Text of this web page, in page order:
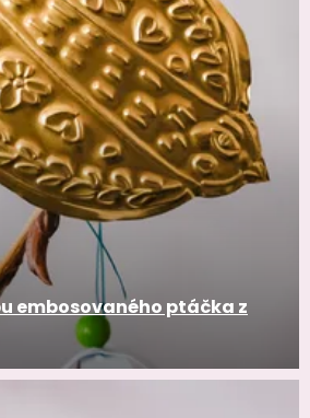
embosovaného ptáčka z